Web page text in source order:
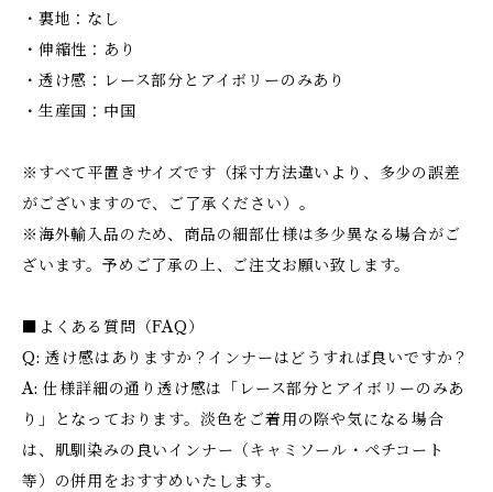
・裏地：なし
・伸縮性：あり
・透け感：レース部分とアイボリーのみあり
・生産国：中国
※すべて平置きサイズです（採寸方法違いより、多少の誤差
がございますので、ご了承ください）。
※海外輸入品のため、商品の細部仕様は多少異なる場合がご
ざいます。予めご了承の上、ご注文お願い致します。
■よくある質問（FAQ）
Q: 透け感はありますか？インナーはどうすれば良いですか？
A: 仕様詳細の通り透け感は「レース部分とアイボリーのみあ
り」となっております。淡色をご着用の際や気になる場合
は、肌馴染みの良いインナー（キャミソール・ペチコート
等）の併用をおすすめいたします。